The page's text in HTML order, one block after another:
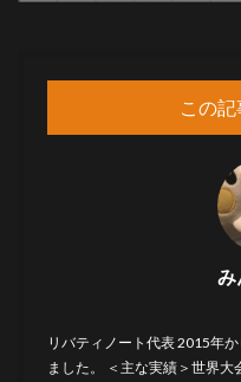
この記
み
リバティノート代表 2015年
ました。 ＜主な実績＞世界